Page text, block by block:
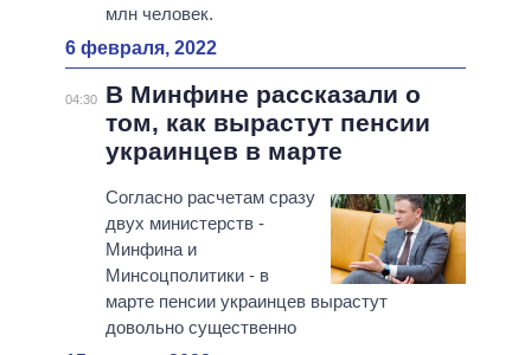
млн человек.
6 февраля, 2022
04:30
В Минфине рассказали о
том, как вырастут пенсии
украинцев в марте
Согласно расчетам сразу
двух министерств -
Минфина и
Минсоцполитики - в
марте пенсии украинцев вырастут
довольно существенно